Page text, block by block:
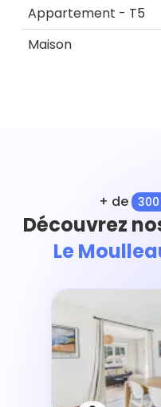
Appartement - T5
Maison
+ de
Découvrez
Le